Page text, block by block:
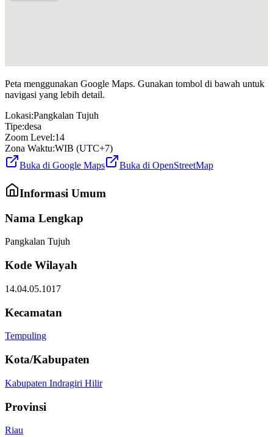
Peta menggunakan Google Maps. Gunakan tombol di bawah untuk
navigasi yang lebih detail.
Lokasi:Pangkalan Tujuh
Tipe:desa
Zoom Level:14
Zona Waktu:WIB (UTC+7)
Buka di Google Maps
Buka di OpenStreetMap
Informasi Umum
Nama Lengkap
Pangkalan Tujuh
Kode Wilayah
14.04.05.1017
Kecamatan
Tempuling
Kota/Kabupaten
Kabupaten Indragiri Hilir
Provinsi
Riau